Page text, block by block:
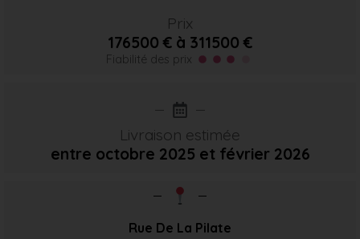
Prix
176500 € à 311500 €
Fiabilité des prix
Livraison estimée
entre octobre 2025 et février 2026
Rue De La Pilate